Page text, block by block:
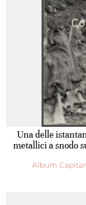
Una delle
metallici a snodo
Album